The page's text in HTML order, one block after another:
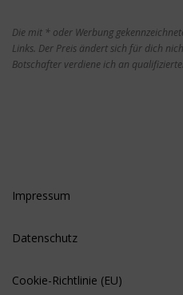
Die mit * oder Werbung
Links. Der Preis ändert sich für dich
Botschafter verdiene ich an
Impressum
Datenschutz
Cookie-Richtlinie (EU)